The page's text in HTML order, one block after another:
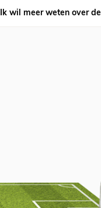
Ik wil meer weten over